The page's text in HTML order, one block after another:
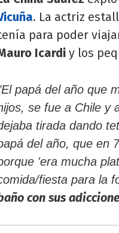
. La actriz
para poder
Icardi y los
papá del año que
se fue a Chile y
tirada dando
del año, que en
'era mucha
fiesta para la
con sus